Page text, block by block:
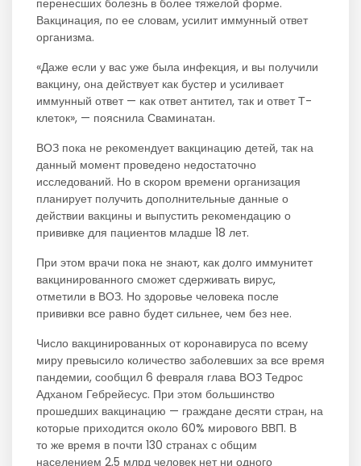
перенесших болезнь в более тяжелой форме.
Вакцинация, по ее словам, усилит иммунный ответ
организма.
«Даже если у вас уже была инфекция, и вы получили
вакцину, она действует как бустер и усиливает
иммунный ответ — как ответ антител, так и ответ Т-
клеток», — пояснила Сваминатан.
ВОЗ пока не рекомендует вакцинацию детей, так на
данный момент проведено недостаточно
исследований. Но в скором времени организация
планирует получить дополнительные данные о
действии вакцины и выпустить рекомендацию о
прививке для пациентов младше 18 лет.
При этом врачи пока не знают, как долго иммунитет
вакцинированного сможет сдерживать вирус,
отметили в ВОЗ. Но здоровье человека после
прививки все равно будет сильнее, чем без нее.
Число вакцинированных от коронавируса по всему
миру превысило количество заболевших за все время
пандемии, сообщил 6 февраля глава ВОЗ Тедрос
Адханом Гебрейесус. При этом большинство
прошедших вакцинацию — граждане десяти стран, на
которые приходится около 60% мирового ВВП. В
то же время в почти 130 странах с общим
населением 2,5 млрд человек нет ни одного